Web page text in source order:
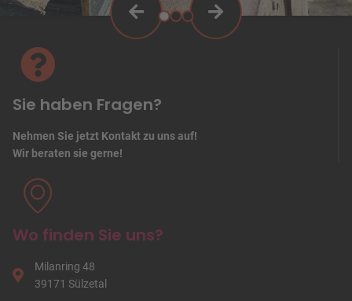
Sie haben Fragen?
Nehmen Sie jetzt Kontakt zu uns auf!
Wir beraten sie gerne!
Wo finden Sie uns?
Milanring 48
39171 Sülzetal